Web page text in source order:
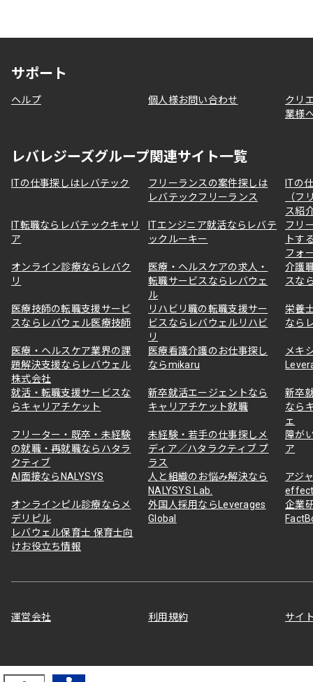
サポート
ヘルプ 個人様お問い合わせ
クリ
業様
レバレジーズグループ関連サイト一覧
ITの仕事探しはレバテック
フリーランスの案件探しは
レバテックフリーランス
ITの
（フ
ス紹
IT転職ならレバテックキャリ
ア
ITエンジニア就活ならレバテ
ックルーキー
フリ
トす
フォ
オンライン診療ならレバク
リ
医療・ヘルスケアの求人・
転職サービスならレバウェ
ル
介護
スな
医療技師の転職支援サービ
スならレバウェル医療技師
リハビリ職の転職支援サー
ビスならレバウェルリハビ
リ
栄養
なら
医療・ヘルスケア業界の課
題解決支援ならレバウェル
株式会社
医療看護介護のお仕事探し
ならmikaru
メキ
就活・転職支援サービスな
らキャリアチケット
新卒就活エージェントなら
キャリアチケット就職
新卒
なら
ェ
フリーター・既卒・未経験
の就職・再就職ならハタラ
クティブ
未経験・若手の仕事探しメ
ディア／ハタラクティブ プ
ラス
障が
ア
AI面接ならNALYSYS
人と組織のお悩み解決なら
NALYSYS Lab.
アジ
オンラインピル診療ならメ
デリピル
外国人採用ならLeverages
Global
企業
レバウェル保育士 保育士向
けお役立ち情報
運営会社 利用規約 サイ